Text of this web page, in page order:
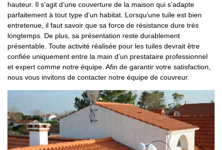
hauteur. Il s’agit d’une couverture de la maison qui s’adapte
parfaitement à tout type d’un habitat. Lorsqu’une tuile est bien
entretenue, il faut savoir que sa force de résistance dure très
longtemps. De plus, sa présentation reste durablement
présentable. Toute activité réalisée pour les tuiles devrait être
confiée uniquement entre la main d’un prestataire professionnel
et expert comme notre équipe. Afin de garantir votre satisfaction,
nous vous invitons de contacter notre équipe de couvreur.